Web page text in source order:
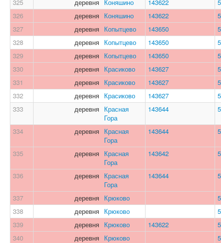
325
деревня Коняшино 143622
326
деревня Коняшино 143622
327
деревня Копытцево 143650
328
деревня Копытцево 143650
329
деревня Копытцево 143650
330
деревня Красиково 143627
331
деревня Красиково 143627
332
деревня Красиково 143627
333
деревня Красная
Гора
143644
334 деревня Красная
Гора
143644
335 деревня Красная
Гора
143642
336 деревня Красная
Гора
143644
337 деревня Крюково
338
деревня Крюково
339
деревня Крюково 143622
340
деревня Крюково